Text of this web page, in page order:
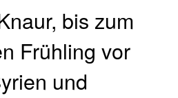
bis zum
Frühling vor
und